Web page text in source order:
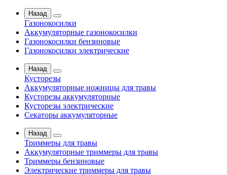
Назад
Газонокосилки
Аккумуляторные газонокосилки
Газонокосилки бензиновые
Газонокосилки электрические
Назад
Кусторезы
Аккумуляторные ножницы для травы
Кусторезы аккумуляторные
Кусторезы электрические
Секаторы аккумуляторные
Назад
Триммеры для травы
Аккумуляторные триммеры для травы
Триммеры бензиновые
Электрические триммеры для травы